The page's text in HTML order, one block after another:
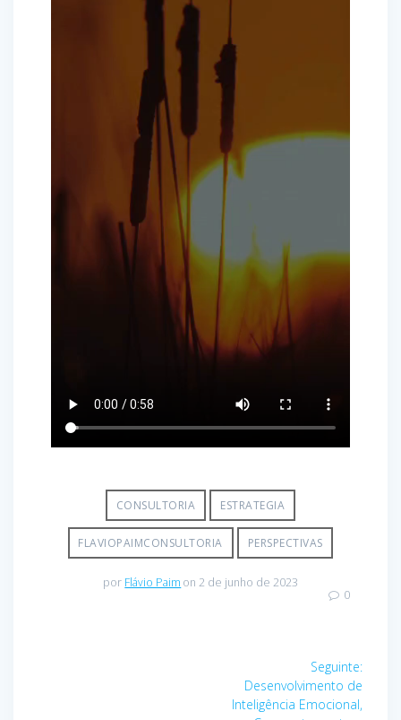
CONSULTORIA ESTRATEGIA
FLAVIOPAIMCONSULTORIA PERSPECTIVAS
por Flávio Paim on 2 de junho de 2023
0
Seguinte:Post
Desenvolvimento de
Inteligência Emocional,